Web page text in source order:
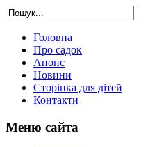
Головна
Про садок
Анонс
Новини
Сторінка для дітей
Контакти
Меню сайта